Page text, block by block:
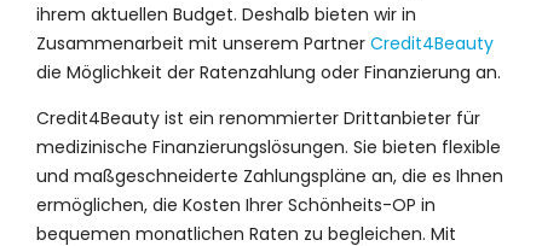
ihrem aktuellen Budget. Deshalb bieten wir in
Zusammenarbeit mit unserem Partner Credit4Beauty
die Möglichkeit der Ratenzahlung oder Finanzierung an.
Credit4Beauty ist ein renommierter Drittanbieter für
medizinische Finanzierungslösungen. Sie bieten flexible
und maßgeschneiderte Zahlungspläne an, die es Ihnen
ermöglichen, die Kosten Ihrer Schönheits-OP in
bequemen monatlichen Raten zu begleichen. Mit